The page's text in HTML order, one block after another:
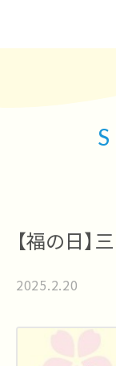
【福の日】
2025.2.20